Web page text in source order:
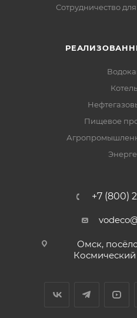
Сотрудничество
Пищевое
+7 (800)
Омск,
Космический